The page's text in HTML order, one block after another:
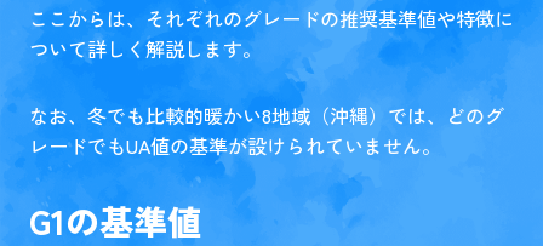
ここからは、それぞれのグレードの推奨基準値や特徴に
ついて詳しく解説します。
なお、冬でも比較的暖かい8地域（沖縄）では、どのグ
レードでもUA値の基準が設けられていません。
G1の基準値